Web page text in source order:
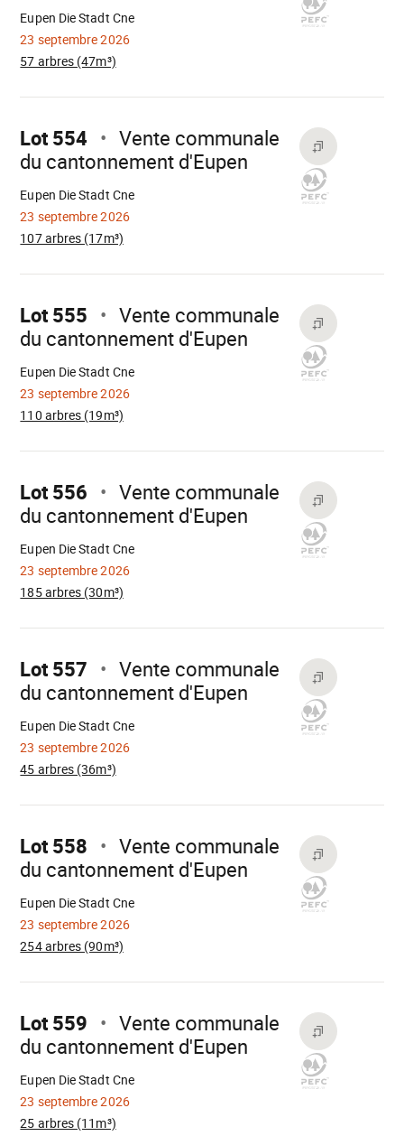
23 septembre 2026
Eupen Die Stadt Cne
57 arbres (47m³)
Aller
Lot 554
Vente communale
du cantonnement d'Eupen
23 septembre 2026
Eupen Die Stadt Cne
107 arbres (17m³)
Chargement
Aller
Lot 555
Vente communale
du cantonnement d'Eupen
23 septembre 2026
Eupen Die Stadt Cne
110 arbres (19m³)
Chargement
Aller
Lot 556
Vente communale
du cantonnement d'Eupen
23 septembre 2026
Eupen Die Stadt Cne
185 arbres (30m³)
Chargement
Aller
Lot 557
Vente communale
du cantonnement d'Eupen
23 septembre 2026
Eupen Die Stadt Cne
45 arbres (36m³)
Chargement
Aller
Lot 558
Vente communale
du cantonnement d'Eupen
23 septembre 2026
Eupen Die Stadt Cne
254 arbres (90m³)
Chargement
Aller
Lot 559
Vente communale
du cantonnement d'Eupen
23 septembre 2026
Eupen Die Stadt Cne
25 arbres (11m³)
Chargement